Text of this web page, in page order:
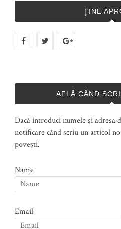
ŢINE
AFLĂ CÂND
Dacă introduci numele şi adresa
notificare când scriu un articol
poveşti.
Name
Email